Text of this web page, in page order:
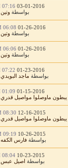
03-01-2016
07:16 PM
بواسطة وتين
01-26-2016
06:08 AM
بواسطة وتين
01-26-2016
06:06 AM
بواسطة وتين
01-23-2016
07:22 PM
بواسطة ماجد البويدي
01-15-2016
01:09 PM
يبطون ماوصلوا مواصيل قدري
12-16-2015
08:30 AM
يبطون ماوصلوا مواصيل قدري
10-26-2015
09:19 AM
بواسطة فارس الكفه
10-23-2015
08:04 PM
بواسطة اصيل عبس